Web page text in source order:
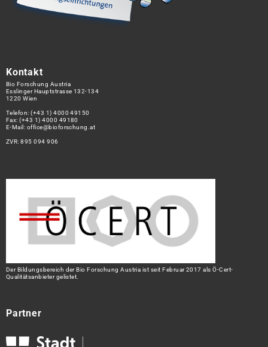
Kontakt
Bio Forschung Austria
Esslinger Hauptstrasse 132-134
1220 Wien
Telefon:(+43 1) 4000 49150
Fax: (+43 1) 4000 49180
E-Mail: office@bioforschung.at
ZVR: 895 094 906
Der Bildungsbereich der Bio Forschung Austria ist seit Februar 2017 als Ö-Cert-
Qualitätsanbieter gelistet.
Partner